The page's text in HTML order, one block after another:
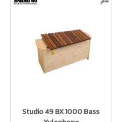
Studio 49 BX 1000 Bass